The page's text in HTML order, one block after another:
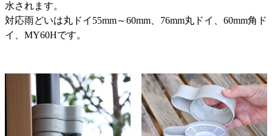
水されます。
対応雨どいは丸ドイ55mm～60mm、76mm丸ドイ、60mm角ド
イ、MY60Hです。